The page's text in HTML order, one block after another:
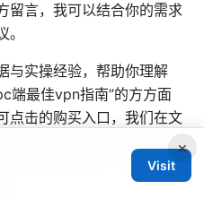
留言，我可以结合你的需求
与实操经验，帮助你理解
端最佳vpn指南”的方方面
点击的购买入口，我们在文
者友好性与转化效果都能得
看你感兴趣的VPN对比，
。
×
Visit